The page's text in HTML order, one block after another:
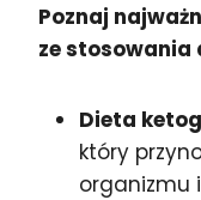
Poznaj
ze stosowania
Dieta
który
organizmu